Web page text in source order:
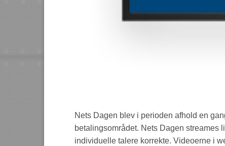
Nets Dagen blev i perioden afhold en
betalingsområdet. Nets Dagen streames
individuelle talere korrekte. Videoerne i